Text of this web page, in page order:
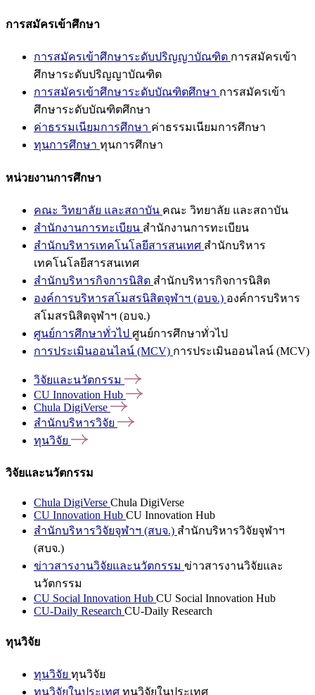
การสมัครเข้าศึกษา
การสมัครเข้าศึกษาระดับปริญญาบัณฑิต การสมัครเข้า
ศึกษาระดับปริญญาบัณฑิต
การสมัครเข้าศึกษาระดับบัณฑิตศึกษา การสมัครเข้า
ศึกษาระดับบัณฑิตศึกษา
ค่าธรรมเนียมการศึกษา ค่าธรรมเนียมการศึกษา
ทุนการศึกษา ทุนการศึกษา
หน่วยงานการศึกษา
คณะ วิทยาลัย และสถาบัน คณะ วิทยาลัย และสถาบัน
สำนักงานการทะเบียน สำนักงานการทะเบียน
สำนักบริหารเทคโนโลยีสารสนเทศ สำนักบริหาร
เทคโนโลยีสารสนเทศ
สำนักบริหารกิจการนิสิต สำนักบริหารกิจการนิสิต
องค์การบริหารสโมสรนิสิตจุฬาฯ (อบจ.) องค์การบริหาร
สโมสรนิสิตจุฬาฯ (อบจ.)
ศูนย์การศึกษาทั่วไป ศูนย์การศึกษาทั่วไป
การประเมินออนไลน์ (MCV) การประเมินออนไลน์ (MCV)
วิจัยและนวัตกรรม
CU Innovation Hub
Chula DigiVerse
สำนักบริหารวิจัย
ทุนวิจัย
วิจัยและนวัตกรรม
Chula DigiVerse Chula DigiVerse
CU Innovation Hub CU Innovation Hub
สำนักบริหารวิจัยจุฬาฯ (สบจ.) สำนักบริหารวิจัยจุฬาฯ
(สบจ.)
ข่าวสารงานวิจัยและนวัตกรรม ข่าวสารงานวิจัยและ
นวัตกรรม
CU Social Innovation Hub CU Social Innovation Hub
CU-Daily Research CU-Daily Research
ทุนวิจัย
ทุนวิจัย ทุนวิจัย
ทุนวิจัยในประเทศ ทุนวิจัยในประเทศ